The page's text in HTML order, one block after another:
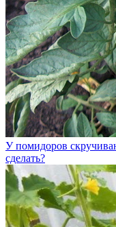
У помидоров
сделать?